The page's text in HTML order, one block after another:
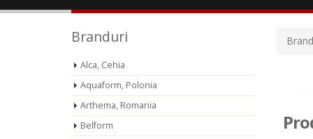
Branduri
Alca, Cehia
Aquaform, Polonia
Arthema, Romania
Belform